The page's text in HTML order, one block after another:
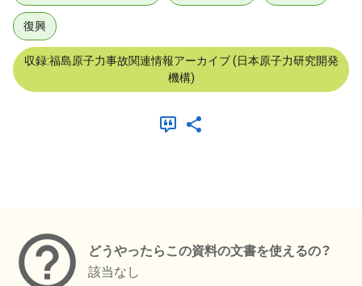
復興
収録:福島原子力事故関連情報アーカイブ (日本原子力研究開発
機構)
どうやったらこの資料の文書を使えるの？
該当なし